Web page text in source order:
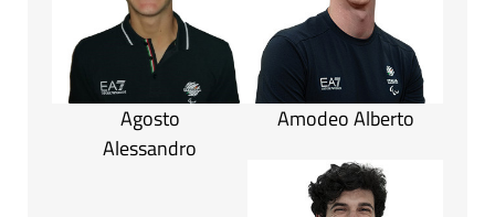
Agosto
Alessandro
Amodeo Alberto